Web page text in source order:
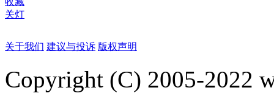
关灯
关于我们 建议与投诉 版权声明
Copyright (C) 2005-2022